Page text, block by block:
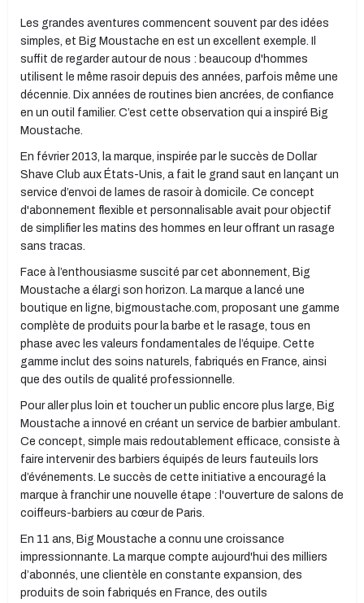
Les grandes aventures commencent souvent par des idées
simples, et Big Moustache en est un excellent exemple. Il
suffit de regarder autour de nous : beaucoup d'hommes
utilisent le même rasoir depuis des années, parfois même une
décennie. Dix années de routines bien ancrées, de confiance
en un outil familier. C’est cette observation qui a inspiré Big
Moustache.
En février 2013, la marque, inspirée par le succès de Dollar
Shave Club aux États-Unis, a fait le grand saut en lançant un
service d’envoi de lames de rasoir à domicile. Ce concept
d'abonnement flexible et personnalisable avait pour objectif
de simplifier les matins des hommes en leur offrant un rasage
sans tracas.
Face à l’enthousiasme suscité par cet abonnement, Big
Moustache a élargi son horizon. La marque a lancé une
boutique en ligne, bigmoustache.com, proposant une gamme
complète de produits pour la barbe et le rasage, tous en
phase avec les valeurs fondamentales de l’équipe. Cette
gamme inclut des soins naturels, fabriqués en France, ainsi
que des outils de qualité professionnelle.
Pour aller plus loin et toucher un public encore plus large, Big
Moustache a innové en créant un service de barbier ambulant.
Ce concept, simple mais redoutablement efficace, consiste à
faire intervenir des barbiers équipés de leurs fauteuils lors
d’événements. Le succès de cette initiative a encouragé la
marque à franchir une nouvelle étape : l'ouverture de salons de
coiffeurs-barbiers au cœur de Paris.
En 11 ans, Big Moustache a connu une croissance
impressionnante. La marque compte aujourd'hui des milliers
d’abonnés, une clientèle en constante expansion, des
produits de soin fabriqués en France, des outils